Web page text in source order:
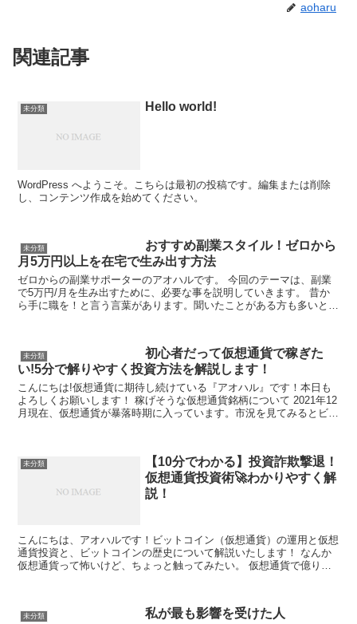
aoharu
関連記事
未分類 Hello world!
WordPress へようこそ。こちらは最初の投稿です。編集または削除
し、コンテンツ作成を始めてください。
未分類
おすすめ副業スタイル！ゼロから
月5万円以上を在宅で生み出す方法
ゼロからの副業サポーターのアオハルです。 今回のテーマは、副業
で5万円/月を生み出すために、必要な事を説明していきます。 昔か
ら手に職を！と言う言葉があります。聞いたことがある方も多いと思
未分類
初心者だって仮想通貨で稼ぎた
い!5分で解りやすく投資方法を解説します！
こんにちは!仮想通貨に期待し続けている『アオハル』です！本日も
よろしくお願いします！ 稼げそうな仮想通貨銘柄について 2021年12
月現在、仮想通貨が暴落時期に入っています。市況を見てみるとビッ
未分類
【10分でわかる】投資詐欺撃退！
仮想通貨投資術🚀わかりやすく解
説！
こんにちは、アオハルです！ビットコイン（仮想通貨）の運用と仮想
通貨投資と、ビットコインの歴史について解説いたします！ なんか
仮想通貨って怖いけど、ちょっと触ってみたい。 仮想通貨で億り人
未分類 私が最も影響を受けた人